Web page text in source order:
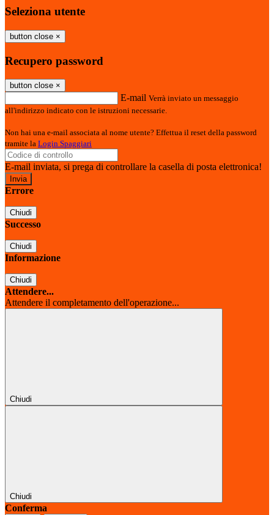
Seleziona utente
button close ×
Recupero password
button close ×
E-mail Verrà inviato un messaggio
all'indirizzo indicato con le istruzioni necessarie.
Non hai una e-mail associata al nome utente? Effettua il reset della password
tramite la Login Spaggiari
E-mail inviata, si prega di controllare la casella di posta elettronica!
Errore
Chiudi
Successo
Chiudi
Informazione
Chiudi
Attendere...
Attendere il completamento dell'operazione...
Chiudi
Chiudi
Conferma